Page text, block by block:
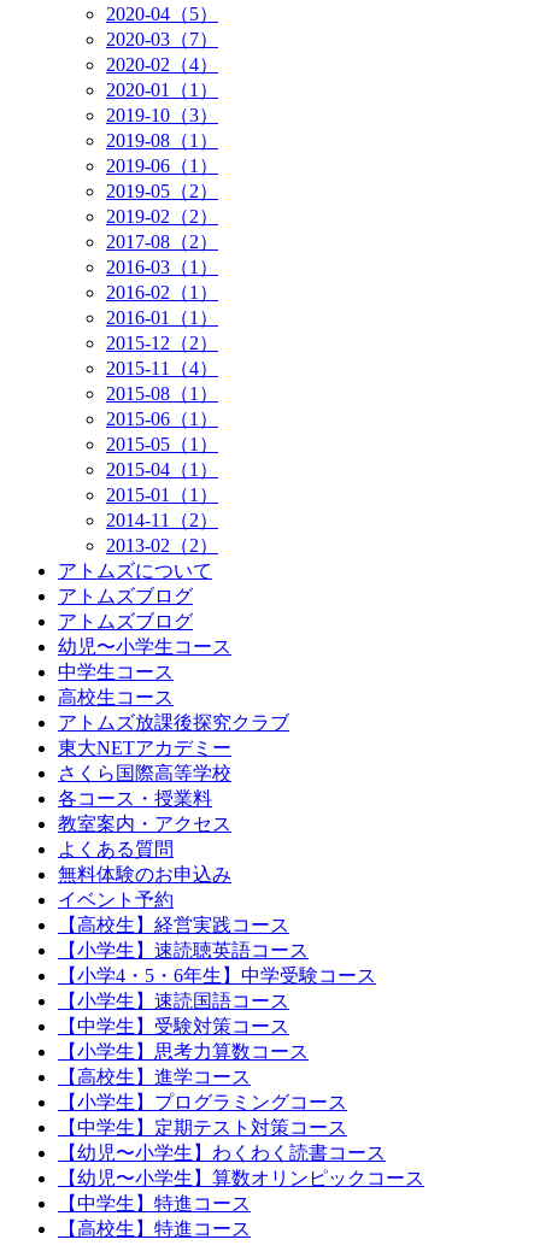
2020-04（5）
2020-03（7）
2020-02（4）
2020-01（1）
2019-10（3）
2019-08（1）
2019-06（1）
2019-05（2）
2019-02（2）
2017-08（2）
2016-03（1）
2016-02（1）
2016-01（1）
2015-12（2）
2015-11（4）
2015-08（1）
2015-06（1）
2015-05（1）
2015-04（1）
2015-01（1）
2014-11（2）
2013-02（2）
アトムズについて
アトムズブログ
アトムズブログ
幼児〜小学生コース
中学生コース
高校生コース
アトムズ放課後探究クラブ
東大NETアカデミー
さくら国際高等学校
各コース・授業料
教室案内・アクセス
よくある質問
無料体験のお申込み
イベント予約
【高校生】経営実践コース
【小学生】速読聴英語コース
【小学4・5・6年生】中学受験コース
【小学生】速読国語コース
【中学生】受験対策コース
【小学生】思考力算数コース
【高校生】進学コース
【小学生】プログラミングコース
【中学生】定期テスト対策コース
【幼児〜小学生】わくわく読書コース
【幼児〜小学生】算数オリンピックコース
【中学生】特進コース
【高校生】特進コース